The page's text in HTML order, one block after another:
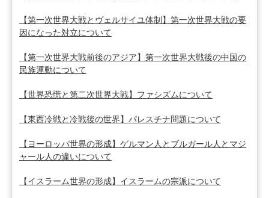
【第一次世界大戦とヴェルサイユ体制】第一次世界大戦の要
因になった対立について
【第一次世界大戦前後のアジア】第一次世界大戦後の中国の
民族運動について
【世界恐慌と第二次世界大戦】ファシズムについて
【東西冷戦と冷戦後の世界】パレスチナ問題について
【ヨーロッパ世界の形成】ゲルマン人とブルガール人とマジ
ャール人の違いについて
【イスラーム世界の形成】イスラームの宗派について